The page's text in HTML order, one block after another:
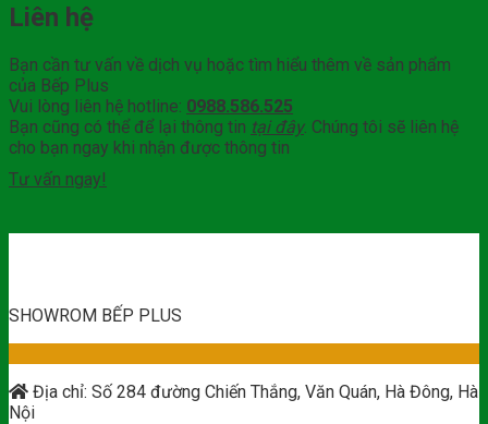
Liên hệ
Bạn cần tư vấn về dịch vụ hoặc tìm hiểu thêm về sản phẩm
của Bếp Plus
Vui lòng liên hệ hotline: 0988.586.525
Bạn cũng có thể để lại thông tin tại đây. Chúng tôi sẽ liên hệ
cho bạn ngay khi nhận được thông tin
Tư vấn ngay!
SHOWROM BẾP PLUS
Địa chỉ: Số 284 đường Chiến Thắng, Văn Quán, Hà Đông, Hà
Nội